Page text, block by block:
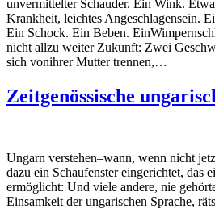
unvermittelter Schauder. Ein Wink.
Krankheit, leichtes Angeschlagensein.
Ein Schock. Ein Beben.
nicht allzu weiter Zukunft: Zwei
sich vonihrer Mutter trennen,…
Zeitgenössische
Ungarn verstehen–wann, wenn nicht
dazu ein Schaufenster eingerichtet, das
ermöglicht: Und viele andere, nie
Einsamkeit der ungarischen Sprache,